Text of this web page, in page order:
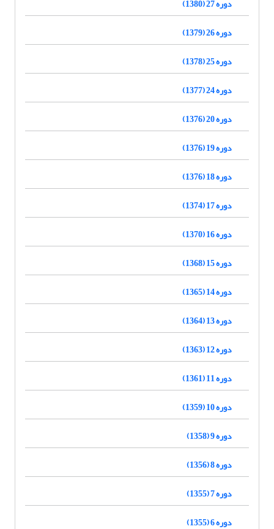
دوره 27 (1380)
دوره 26 (1379)
دوره 25 (1378)
دوره 24 (1377)
دوره 20 (1376)
دوره 19 (1376)
دوره 18 (1376)
دوره 17 (1374)
دوره 16 (1370)
دوره 15 (1368)
دوره 14 (1365)
دوره 13 (1364)
دوره 12 (1363)
دوره 11 (1361)
دوره 10 (1359)
دوره 9 (1358)
دوره 8 (1356)
دوره 7 (1355)
دوره 6 (1355)